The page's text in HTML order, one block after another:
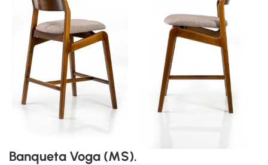
Banqueta Voga (MS).